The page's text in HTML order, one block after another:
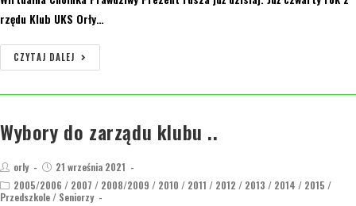
rzędu Klub UKS Orły…
CZYTAJ DALEJ
Wybory do zarządu klubu ..
orly
21 września 2021
2005/2006 / 2007 / 2008/2009 / 2010 / 2011 / 2012 / 2013 / 2014 / 2015 /
Przedszkole / Seniorzy